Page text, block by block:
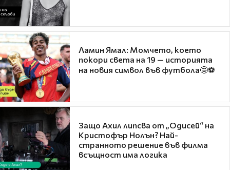
Ламин Ямал: Момчето, което
покори света на 19 — историята
на новия символ във футбола🤩⚽
Защо Ахил липсва от „Одисей“ на
Кристофър Нолън? Най-
странното решение във филма
всъщност има логика